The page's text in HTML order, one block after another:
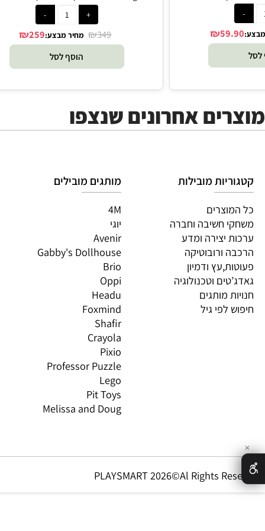
GoCube Edge גו קיוב 3x3 - קוביה הונגרית
אינטראקטיבית - Particula
₪349 מחיר מבצע: ₪259
הוסף לסל
₪
מובילות
חשיבה וחברה
יצירה ומדע
ורובוטיקה
ודמיון
מותגים מובילים
Avenir
Gabby's Dollhouse
Headu
Foxmind
Shafir
Crayola
Professor Puzzle
Melissa and Doug